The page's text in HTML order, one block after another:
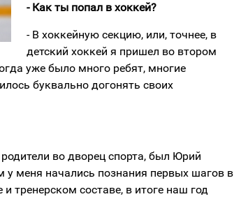
- Как ты попал в хоккей?
- В хоккейную секцию, или, точнее, в
детский хоккей я пришел во втором
уже было много ребят, многие
буквально догонять своих
во дворец спорта, был Юрий
меня начались познания первых шагов в
тренерском составе, в итоге наш год